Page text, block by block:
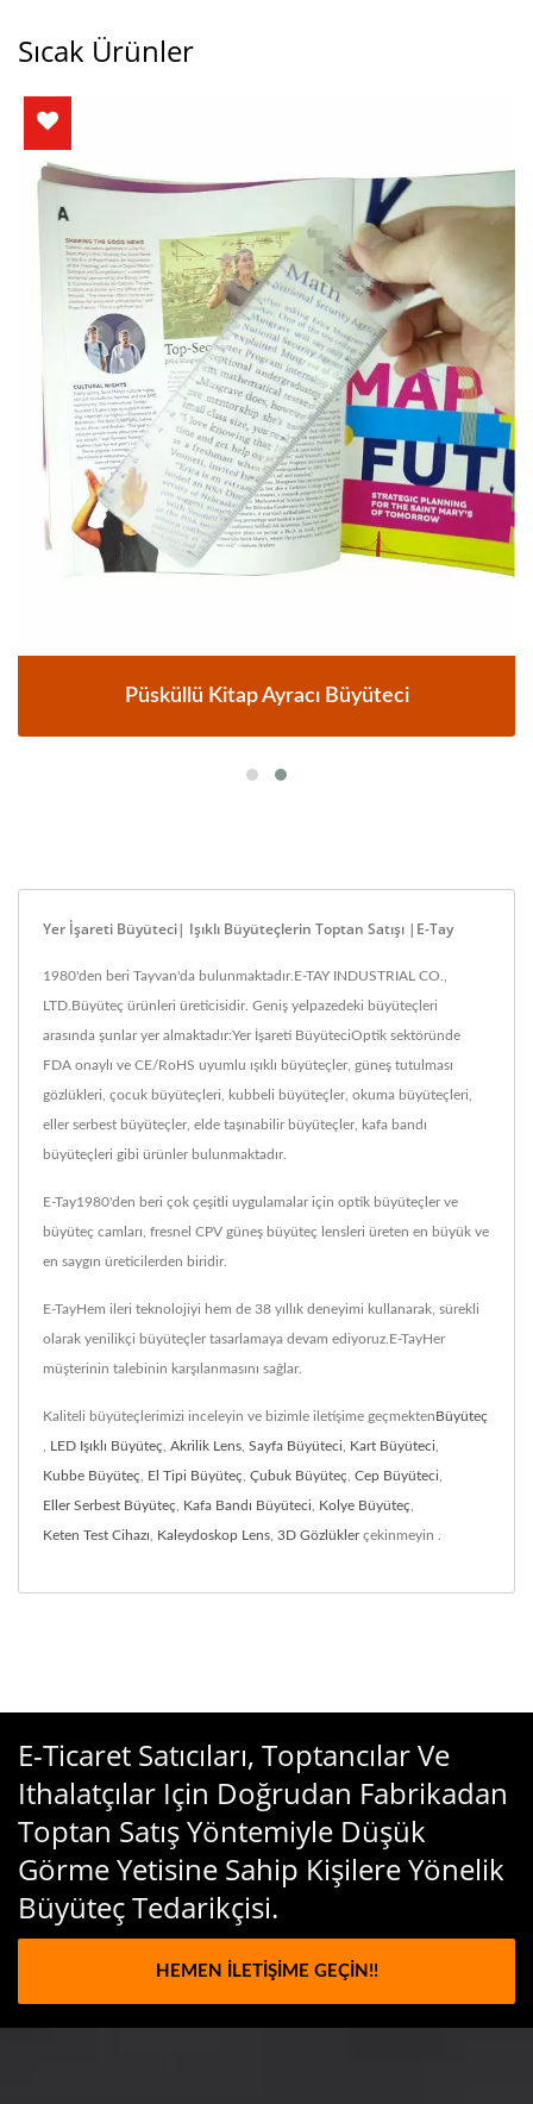
Sıcak Ürünler
Püsküllü Kitap Ayracı Büyüteci
Yer İşareti Büyüteci| Işıklı Büyüteçlerin Toptan Satışı |E-Tay
1980'den beri Tayvan'da bulunmaktadır.E-TAY INDUSTRIAL CO.,
LTD.Büyüteç ürünleri üreticisidir. Geniş yelpazedeki büyüteçleri
arasında şunlar yer almaktadır:Yer İşareti BüyüteciOptik sektöründe
FDA onaylı ve CE/RoHS uyumlu ışıklı büyüteçler, güneş tutulması
gözlükleri, çocuk büyüteçleri, kubbeli büyüteçler, okuma büyüteçleri,
eller serbest büyüteçler, elde taşınabilir büyüteçler, kafa bandı
büyüteçleri gibi ürünler bulunmaktadır.
E-Tay1980'den beri çok çeşitli uygulamalar için optik büyüteçler ve
büyüteç camları, fresnel CPV güneş büyüteç lensleri üreten en büyük ve
en saygın üreticilerden biridir.
E-TayHem ileri teknolojiyi hem de 38 yıllık deneyimi kullanarak, sürekli
olarak yenilikçi büyüteçler tasarlamaya devam ediyoruz.E-TayHer
müşterinin talebinin karşılanmasını sağlar.
Kaliteli büyüteçlerimizi inceleyin ve bizimle iletişime geçmekten Büyüteç
LED Işıklı Büyüteç Akrilik Lens Sayfa Büyüteci Kart Büyüteci
Kubbe Büyüteç El Tipi Büyüteç Çubuk Büyüteç Cep Büyüteci
Eller Serbest Büyüteç Kafa Bandı Büyüteci Kolye Büyüteç
Keten Test Cihazı Kaleydoskop Lens 3D Gözlüklerçekinmeyin .
E-Ticaret Satıcıları, Toptancılar Ve
Ithalatçılar Için Doğrudan Fabrikadan
Toptan Satış Yöntemiyle Düşük
Görme Yetisine Sahip Kişilere Yönelik
Büyüteç Tedarikçisi.
HEMEN İLETIŞIME GEÇIN!!